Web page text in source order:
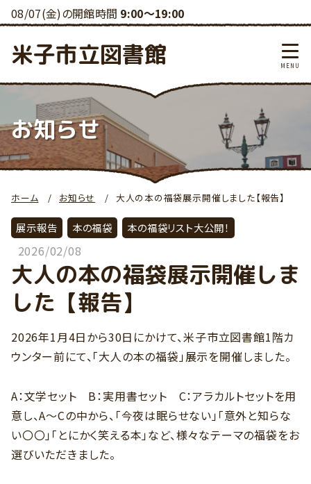
08/07(金)の開館時間 9:00～19:00
米子市立図書館
お知らせ
ホーム お知らせ 大人の本の福袋展示開催しました【報告】
展示報告 本の福袋 本の福袋リスト大公開！
2026/02/08
大人の本の福袋展示開催しま
した【報告】
2026年1月4日から30日にかけて、米子市立図書館1階カ
ウンター前にて、「大人の本の福袋」展示を開催しました。
A：文学セット B：実用書セット C：アラカルトセットを用
意し、A～Cの中から、「今夜は眠らせない」「意外と知らな
い〇〇」「とにかく笑える本」など、様々なテーマの福袋をお
選びいただきました。